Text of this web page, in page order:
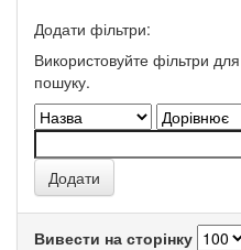
Додати фільтри:
Використовуйте фільтри
пошуку.
Вивести на сторінку